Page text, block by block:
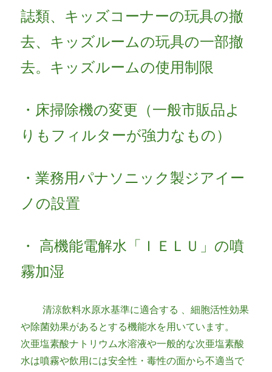
誌類、キッズコーナーの玩具の撤
去、キッズルームの玩具の一部撤
去。キッズルームの使用制限
・床掃除機の変更（一般市販品よ
りもフィルターが強力なもの）
・業務用パナソニック製ジアイー
ノの設置
・ 高機能電解水「ＩＥＬＵ」の噴
霧加湿
清涼飲料水原水基準に適合する 、細胞活性効果
や除菌効果があるとする機能水を用いています。
次亜塩素酸ナトリウム水溶液や一般的な次亜塩素酸
水は噴霧や飲用には安全性・毒性の面から不適当で